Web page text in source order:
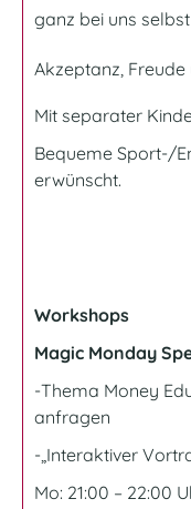
ganz bei uns
Akzeptanz, Freude
Mit separater
Bequeme Sport-/
erwünscht.
Workshops
Magic Monday
-Thema Money
anfragen
-„Interaktiver
Mo: 21:00 – 22:00